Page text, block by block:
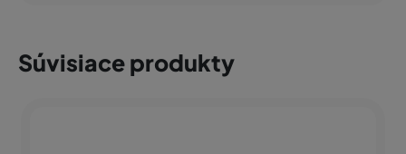
Súvisiace produkty